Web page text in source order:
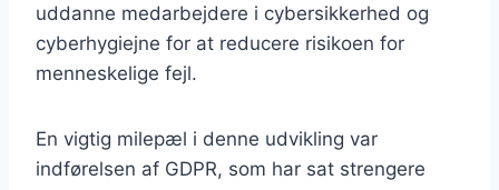
uddanne medarbejdere i cybersikkerhed og
cyberhygiejne for at reducere risikoen for
menneskelige fejl.
En vigtig milepæl i denne udvikling var
indførelsen af GDPR, som har sat strengere